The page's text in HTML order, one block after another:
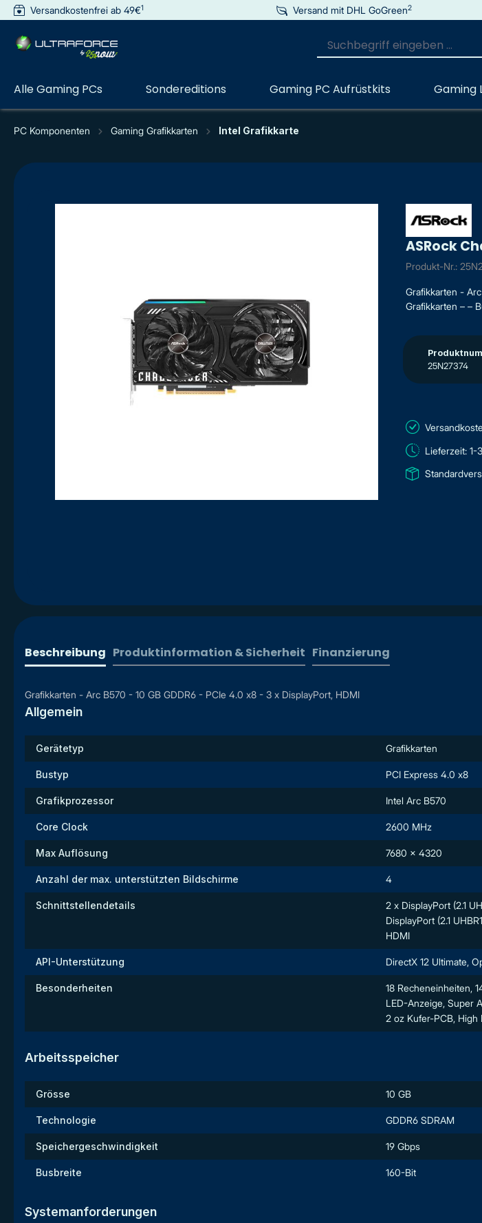
springen Zur Hauptnavigation springen
Versandkostenfrei ab 49€1 Versand mit DHL GoGreen2
Alle Gaming PCs Sondereditions Gaming PC Aufrüstkits Gaming
PC Komponenten Gaming Grafikkarten Intel Grafikkarte
ASRock
Produkt-Nr.:
Grafikkarten -
Grafikkarten – –
25N27374
Lieferzeit: 1-
Beschreibung Produktinformation & Sicherheit Finanzierung
Grafikkarten - Arc B570 - 10 GB GDDR6 - PCIe 4.0 x8 - 3 x DisplayPort, HDMI
Allgemein
Gerätetyp Grafikkarten
Bustyp PCI Express 4.0 x8
Grafikprozessor Intel Arc B570
Core Clock 2600 MHz
Max Auflösung 7680 x 4320
Anzahl der max. unterstützten Bildschirme 4
Schnittstellendetails
2 x DisplayPort (2.1
DisplayPort (2.1
HDMI
API-Unterstützung DirectX 12 Ultimate,
Besonderheiten
18 Recheneinheiten,
LED-Anzeige, Super
2 oz Kufer-PCB, High
Arbeitsspeicher
Grösse 10 GB
Technologie GDDR6 SDRAM
Speichergeschwindigkeit 19 Gbps
Busbreite 160-Bit
Systemanforderungen